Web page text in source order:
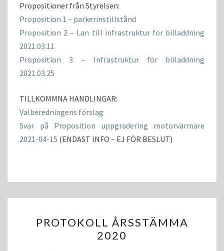
Propositioner från Styrelsen:
Proposition 1 – parkerinstillstånd
Proposition 2 – Lan till infrastruktur för billaddning
2021.03.11
Proposition 3 – Infrastruktur för billaddning
2021.03.25
TILLKOMMNA HANDLINGAR:
Valberedningens förslag
Svar på Proposition uppgradering motorvärmare
2021-04-15 (ENDAST INFO – EJ FÖR BESLUT)
ÅRSSTÄMMA
2020
PROTOKOLL ÅRSSTÄMMA
2020